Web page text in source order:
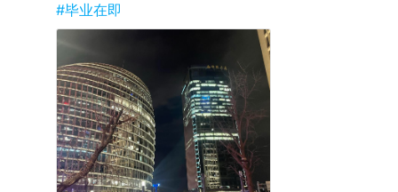
#毕业在即